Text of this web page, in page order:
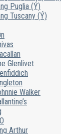
Puglia (Ý)
Tuscany (Ý)
Glenlivet
Walker
Arthur